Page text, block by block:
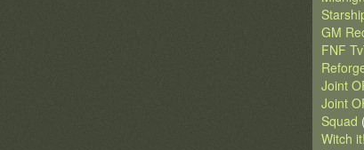
GM
FNF
Joint
Joint
Squad
Witch